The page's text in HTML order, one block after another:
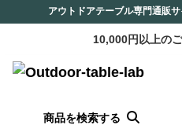
アウトドアテーブル専門通販
10,000円以上の
商品を検索する